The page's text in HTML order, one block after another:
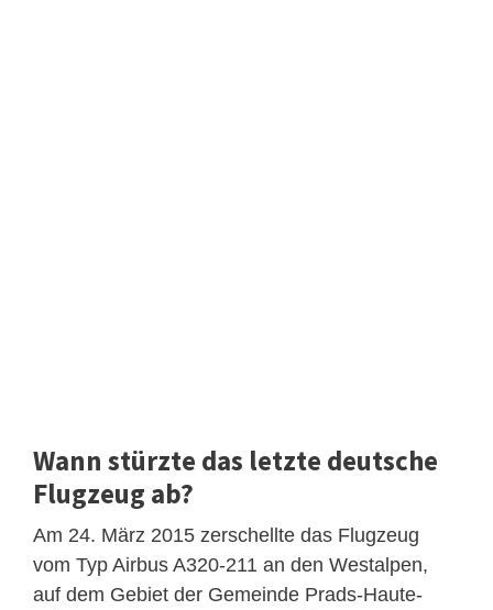
Wann stürzte das letzte deutsche
Flugzeug ab?
Am 24. März 2015 zerschellte das Flugzeug
vom Typ Airbus A320-211 an den Westalpen,
auf dem Gebiet der Gemeinde Prads-Haute-